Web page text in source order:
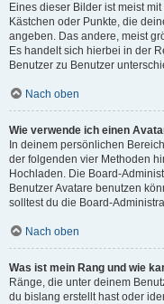
Eines dieser Bilder ist meist
Kästchen oder Punkte, die
angeben. Das andere, meist
Es handelt sich hierbei in der
Benutzer zu Benutzer
Nach oben
Wie verwende ich einen
In deinem persönlichen
der folgenden vier Methoden
Hochladen. Die Board-
Benutzer Avatare benutzen
solltest du die Board-
Nach oben
Was ist mein Rang und wie
Ränge, die unter deinem
du bislang erstellt hast oder